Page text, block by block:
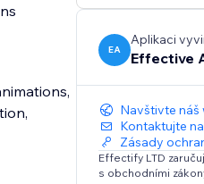
EA
Aplikaci
Effective
Navštivte náš
Kontaktujte
Zásady
Effectify LTD
s obchodními